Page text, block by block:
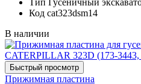
Код cat323dsm14
В наличии
Прижимная пластина